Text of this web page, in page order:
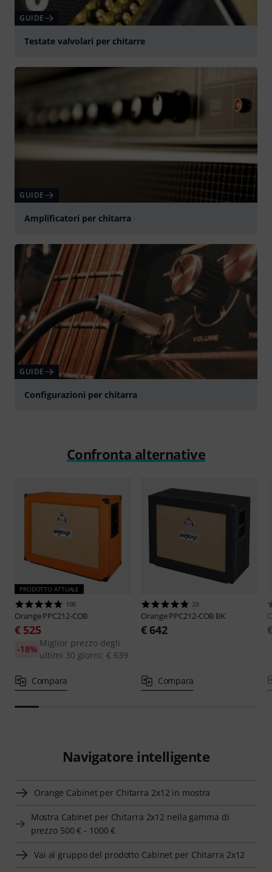
GUIDE
Testate valvolari per chitarre
GUIDE
Amplificatori per chitarra
GUIDE
Configurazioni per chitarra
Confronta alternative
PRODOTTO ATTUALE
108
OrangePPC212-COB
€ 525
Miglior prezzo degli
ultimi 30 giorni: € 639
-18%
Compara
28
OrangePPC212-COB BK
€ 642
Compara
Navigatore intelligente
Orange Cabinet per Chitarra 2x12 in mostra
Mostra Cabinet per Chitarra 2x12 nella gamma di
prezzo 500 € - 1000 €
Vai al gruppo del prodotto Cabinet per Chitarra 2x12